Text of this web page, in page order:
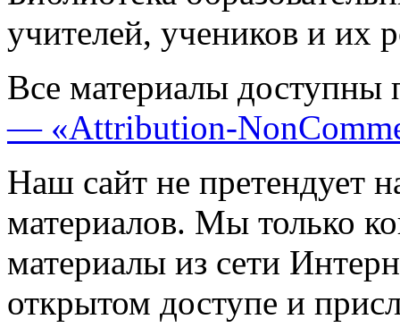
учителей, учеников и их
Все материалы доступны
— «Attribution-
Наш сайт не претендует
материалов. Мы только
материалы из сети
открытом доступе и